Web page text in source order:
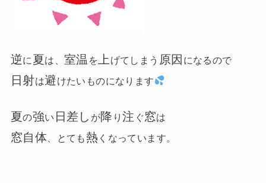
逆に 夏は、 室温 を 上 げてしまう 原因 になるので
日射は避けたいものになります
夏の強い 日差し が降 り注 ぐ窓は
窓自体 、とても熱 くなっています。